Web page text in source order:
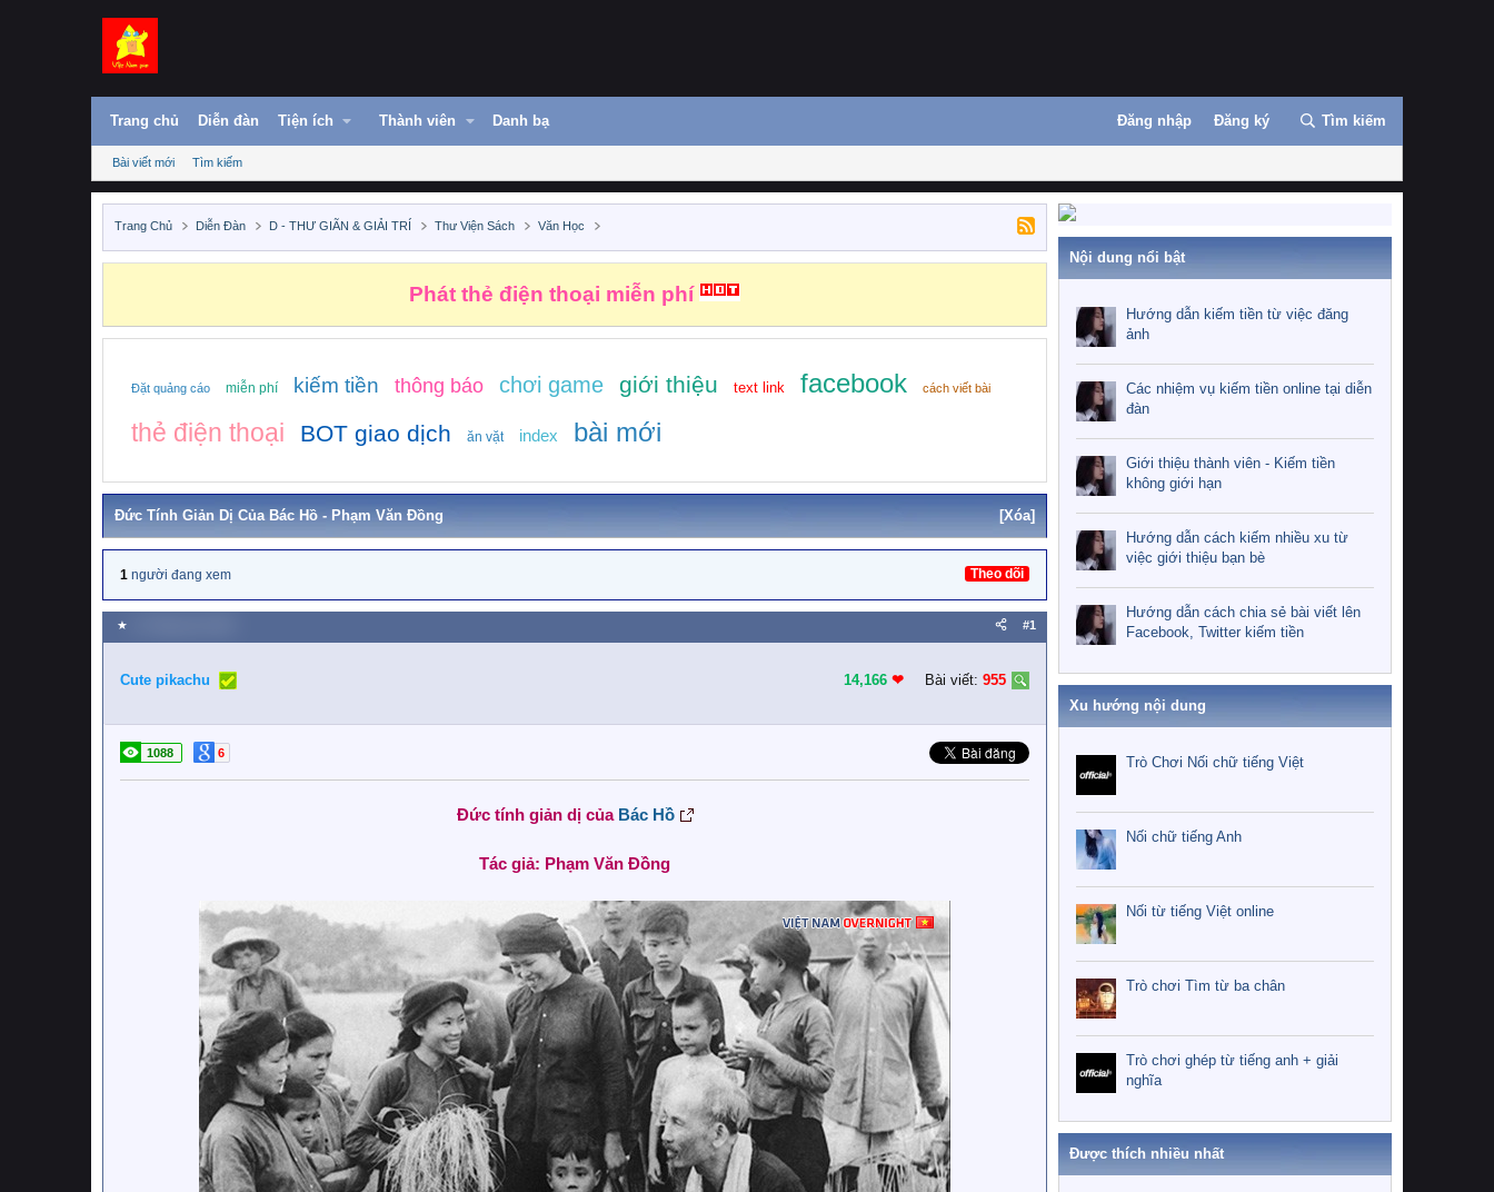
Trang chủ Diễn đàn Tiện ích Thành viên Danh bạ Đăng nhập Đăng ký Tìm kiếm
Bài viết mới Tìm kiếm
Trang Chủ Diễn Đàn D - THƯ GIÃN & GIẢI TRÍ Thư Viện Sách Văn Học
Phát thẻ điện thoại miễn phí
Đặt quảng cáo miễn phí kiếm tiền thông báo chơi game giới thiệu text link facebook cách viết bài
thẻ điện thoại BOT giao dịch ăn vặt index bài mới
Đức Tính Giản Dị Của Bác Hồ - Phạm Văn Đồng [Xóa]
1 người đang xem Theo dõi
★ #1
Cute pikachu 14,166 ❤︎ Bài viết: 955
1088 6
Đức tính giản dị của Bác Hồ
Tác giả: Phạm Văn Đồng
Nội dung nổi bật
Hướng dẫn kiếm tiền từ việc đăng
ảnh
Các nhiệm vụ kiếm tiền online tại diễn
đàn
Giới thiệu thành viên - Kiếm tiền
không giới hạn
Hướng dẫn cách kiếm nhiều xu từ
việc giới thiệu bạn bè
Hướng dẫn cách chia sẻ bài viết lên
Facebook, Twitter kiếm tiền
Xu hướng nội dung
Trò Chơi Nối chữ tiếng Việt
Nối chữ tiếng Anh
Nối từ tiếng Việt online
Trò chơi Tìm từ ba chân
Trò chơi ghép từ tiếng anh + giải
nghĩa
Được thích nhiều nhất